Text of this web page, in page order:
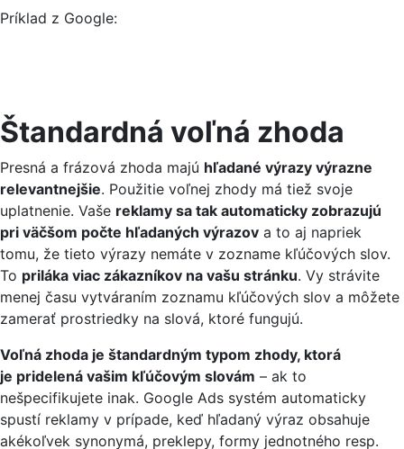
Príklad z Google:
Štandardná voľná zhoda
Presná a frázová zhoda majú hľadané výrazy výrazne
relevantnejšie. Použitie voľnej zhody má tiež svoje
uplatnenie. Vaše reklamy sa tak automaticky zobrazujú
pri väčšom počte hľadaných výrazov a to aj napriek
tomu, že tieto výrazy nemáte v zozname kľúčových slov.
To priláka viac zákazníkov na vašu stránku. Vy strávite
menej času vytváraním zoznamu kľúčových slov a môžete
zamerať prostriedky na slová, ktoré fungujú.
Voľná zhoda je štandardným typom zhody, ktorá
je pridelená vašim kľúčovým slovám – ak to
nešpecifikujete inak. Google Ads systém automaticky
spustí reklamy v prípade, keď hľadaný výraz obsahuje
akékoľvek synonymá, preklepy, formy jednotného resp.